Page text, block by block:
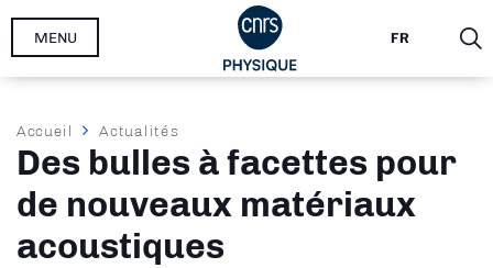
Aller
FR
MENU
Fil
d'Ariane
Accueil Actualités
Des bulles à facettes pour
de nouveaux matériaux
acoustiques